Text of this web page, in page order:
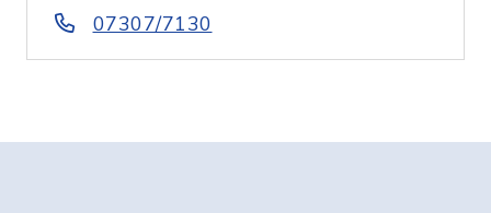
07307/7130